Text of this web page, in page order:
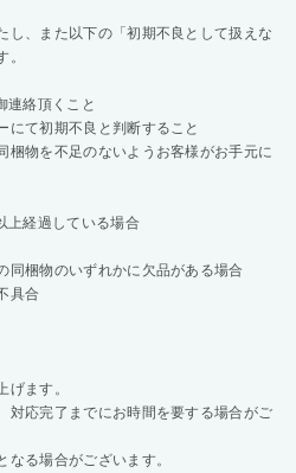
、また以下の「初期不良として扱えな
絡頂くこと
て初期不良と判断すること
物を不足のないようお客様がお手元に
上経過している場合
梱物のいずれかに欠品がある場合
具合
ます。
対応完了までにお時間を要する場合がご
なる場合がございます。